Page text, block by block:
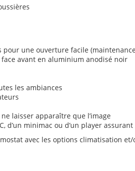
pour une ouverture facile
face avant en aluminium anodisé noir
les ambiances
laisser apparaître que l’image
d’un minimac ou d’un player
avec les options climatisation et/